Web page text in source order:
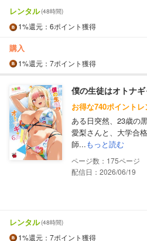
レンタル(48時間)
1%還元 ：6ポイント獲得
購入
1%還元 ：7ポイント獲得
僕の生徒はオトナ
お得な740ポイント
ある日突然、23歳の
愛梨さんと、大学合
師...もっと読む
175
配信日：2026/06/19
レンタル(48時間)
1%還元 ：7ポイント獲得